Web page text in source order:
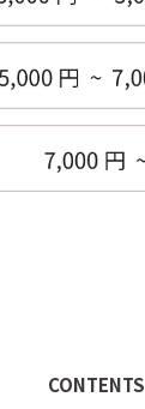
CONTENTS